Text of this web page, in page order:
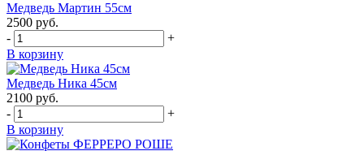
Медведь Мартин 55см
2500 руб.
-
+
В корзину
Медведь Ника 45см
2100 руб.
-
+
В корзину